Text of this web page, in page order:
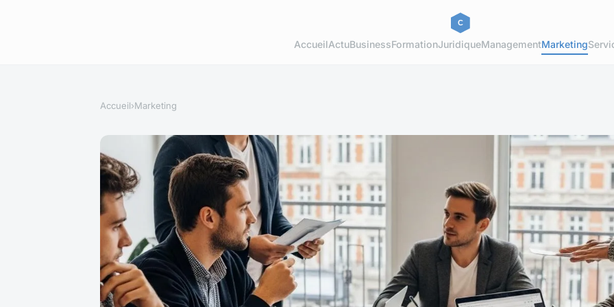
AccueilActuBusinessFormationJuridiqueManagementMarketing
Accueil›Marketing